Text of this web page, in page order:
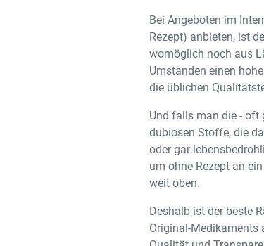
Bei Angeboten im
Rezept) anbieten, ist
womöglich noch aus
Umständen einen
die üblichen
Und falls man die - oft
dubiosen Stoffe, die
oder gar
um ohne Rezept an
weit oben.
Deshalb ist der beste
Original-Medikaments